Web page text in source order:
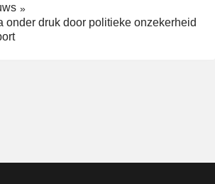
onder druk door politieke onzekerheid